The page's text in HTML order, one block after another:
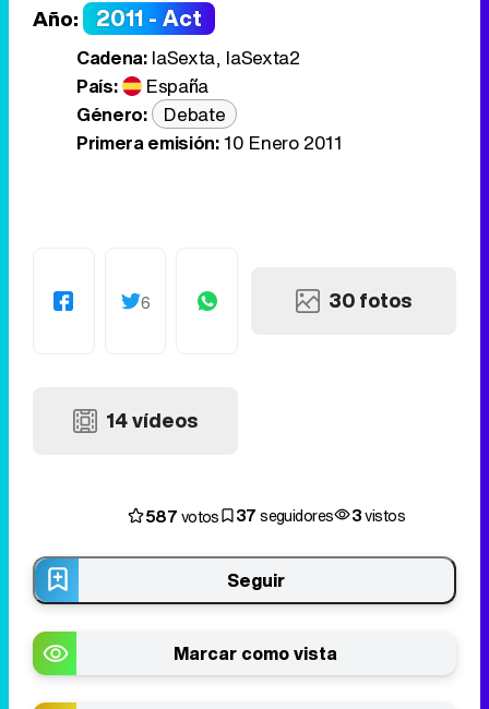
Año: 2011 - Act
Cadena:laSexta, laSexta2
País:
España
Género:
Debate
Primera emisión:10 Enero 2011
6 30 fotos
14 vídeos
587votos 37seguidores 3vistos
Seguir
Marcar como vista